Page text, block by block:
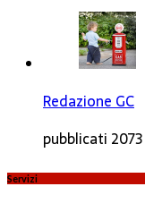
Redazione GC
pubblicati
Servizi